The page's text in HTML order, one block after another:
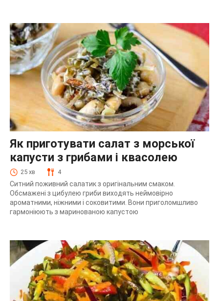
Як приготувати салат з морської
капусти з грибами і квасолею
25 хв 4
Ситний поживний салатик з оригінальним смаком.
Обсмажені з цибулею гриби виходять неймовірно
ароматними, ніжними і соковитими. Вони приголомшливо
гармоніюють з маринованою капустою